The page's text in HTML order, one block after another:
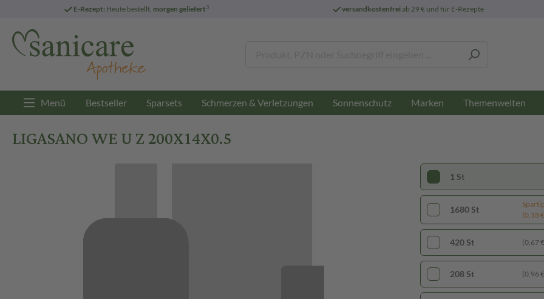
E-Rezept: Heute bestellt, morgen geliefert3 versandkostenfreiab 29 € und für E-Rezepte
Menü Bestseller Sparsets Schmerzen & Verletzungen Sonnenschutz Marken Themenwelten
LIGASANO WE U Z 200X14X0.5
1680 St
(0,18
420 St (0,67
208 St (0,96
1 St